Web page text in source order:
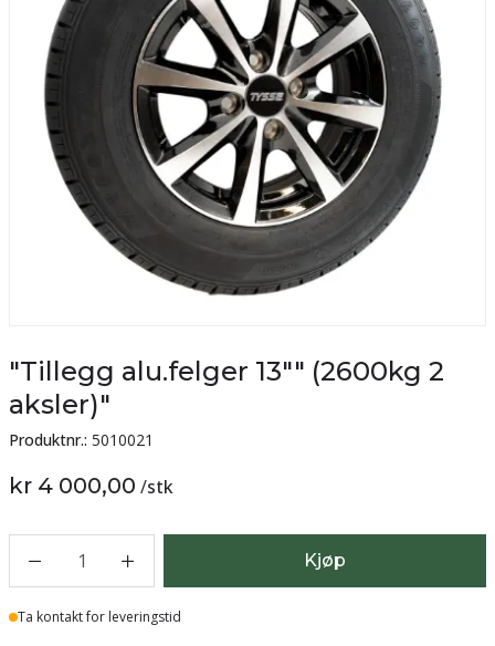
"Tillegg alu.felger 13"" (2600kg 2
aksler)"
Produktnr.: 5010021
kr 4 000,00 /stk
1 Kjøp
Lager
Ta kontakt for leveringstid